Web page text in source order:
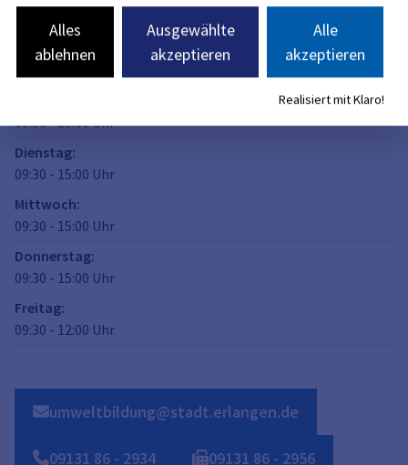
Öffnungszeiten
09:30-15:00Uhr
Dienstag:
09:30 - 15:00 Uhr
Mittwoch:
09:30 - 15:00 Uhr
Donnerstag:
09:30 - 15:00 Uhr
Freitag:
09:30 - 12:00 Uhr
umweltbildung@stadt.erlangen.de
09131 86 - 2934 09131 86 - 2956
Alles
ablehnen
Ausgewählte
akzeptieren
Alle
akzeptieren
Realisiert mit Klaro!